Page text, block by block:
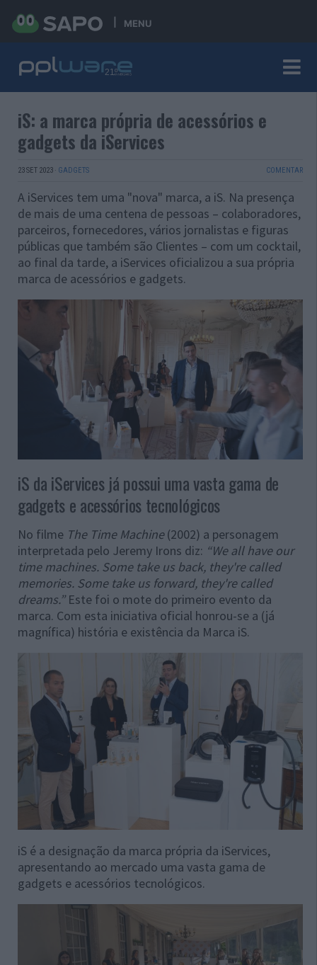
MENU
iS: a marca própria de acessórios e
gadgets da iServices
23 SET 2023 · GADGETS COMENTAR
A iServices tem uma "nova" marca, a iS. Na presença
de mais de uma centena de pessoas – colaboradores,
parceiros, fornecedores, vários jornalistas e figuras
públicas que também são Clientes – com um cocktail,
ao final da tarde, a iServices oficializou a sua própria
marca de acessórios e gadgets.
iS da iServices já possui uma vasta gama de
gadgets e acessórios tecnológicos
No filme The Time Machine(2002) a personagem
interpretada pelo Jeremy Irons diz: “We all have our
time machines. Some take us back, they're called
memories. Some take us forward, they're called
dreams.”Este foi o mote do primeiro evento da
marca. Com esta iniciativa oficial honrou-se a (já
magnífica) história e existência da Marca iS.
iS é a designação da marca própria da iServices,
apresentando ao mercado uma vasta gama de
gadgets e acessórios tecnológicos.